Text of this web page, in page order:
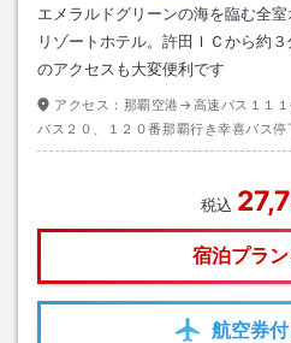
エメラルドグリーンの海を臨む全
リゾートホテル。許田ＩＣから約
のアクセスも大変便利です
アクセス： 那覇空港→高速バス１１
バス２０、１２０番那覇行き幸喜バス
税込
宿泊プラ
航空券